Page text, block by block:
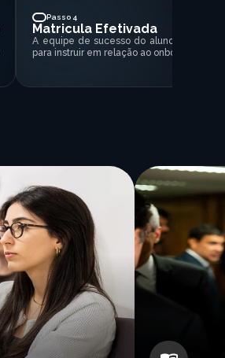
Passo 4
Matricula Efetivada
A equipe de sucesso do aluno entrará
para instruir em relação ao onboarding da